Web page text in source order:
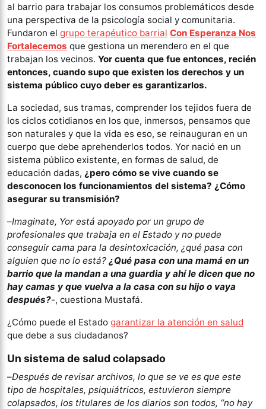
al barrio para trabajar los consumos problemáticos desde
una perspectiva de la psicología social y comunitaria.
Fundaron el grupo terapéutico barrial Con Esperanza Nos
Fortalecemos que gestiona un merendero en el que
trabajan los vecinos. Yor cuenta que fue entonces, recién
entonces, cuando supo que existen los derechos y un
sistema público cuyo deber es garantizarlos.
La sociedad, sus tramas, comprender los tejidos fuera de
los ciclos cotidianos en los que, inmersos, pensamos que
son naturales y que la vida es eso, se reinauguran en un
cuerpo que debe aprehenderlos todos. Yor nació en un
sistema público existente, en formas de salud, de
educación dadas, ¿pero cómo se vive cuando se
desconocen los funcionamientos del sistema? ¿Cómo
asegurar su transmisión?
–Imaginate, Yor está apoyado por un grupo de
profesionales que trabaja en el Estado y no puede
conseguir cama para la desintoxicación, ¿qué pasa con
alguien que no lo está? ¿Qué pasa con una mamá en un
barrio que la mandan a una guardia y ahí le dicen que no
hay camas y que vuelva a la casa con su hijo o vaya
después?-, cuestiona Mustafá.
¿Cómo puede el Estado garantizar la atención en salud
que debe a sus ciudadanos?
Un sistema de salud colapsado
–Después de revisar archivos, lo que se ve es que este
tipo de hospitales, psiquiátricos, estuvieron siempre
colapsados, los titulares de los diarios son todos, “no hay